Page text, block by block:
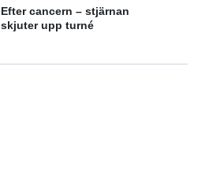
Efter cancern – stjärnan
skjuter upp turné